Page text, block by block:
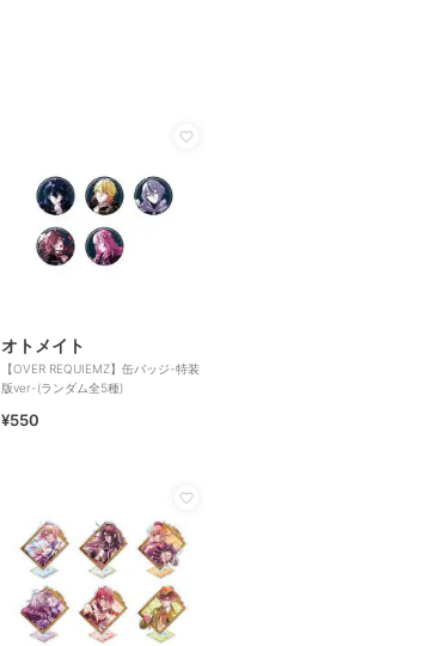
オトメイト
【OVER REQUIEMZ】缶バッジ-特装
版ver-(ランダム全5種)
¥550